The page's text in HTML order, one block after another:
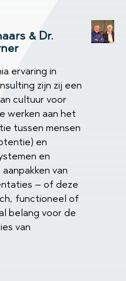
& Dr.
ervaring in
zijn zij een
cultuur voor
werken aan het
tussen mensen
en
en
van
– of deze
functioneel of
belang voor de
van